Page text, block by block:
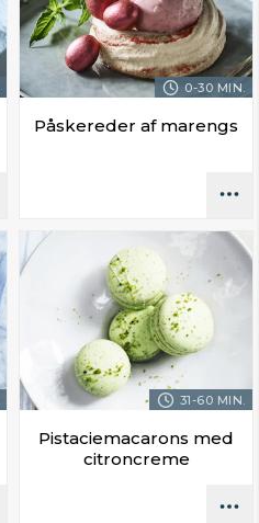
0-30 MIN.
Påskereder af marengs
31-60 MIN.
Pistaciemacarons med
citroncreme